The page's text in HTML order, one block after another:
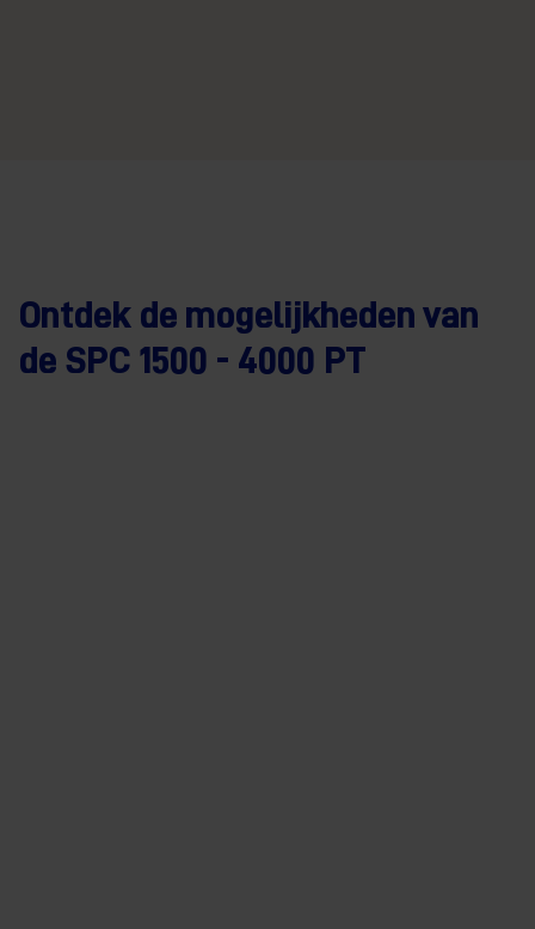
Ontdek de mogelijkheden van
de SPC 1500 - 4000 PT